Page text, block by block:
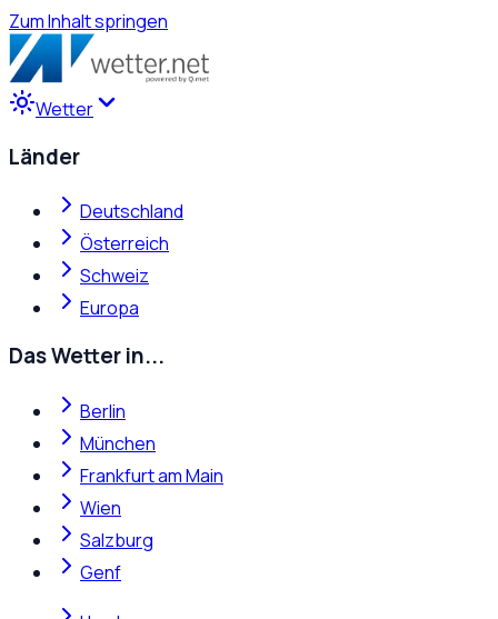
Zum Inhalt springen
Wetter
Länder
Deutschland
Österreich
Schweiz
Europa
Das Wetter in...
Berlin
München
Frankfurt am Main
Wien
Salzburg
Genf